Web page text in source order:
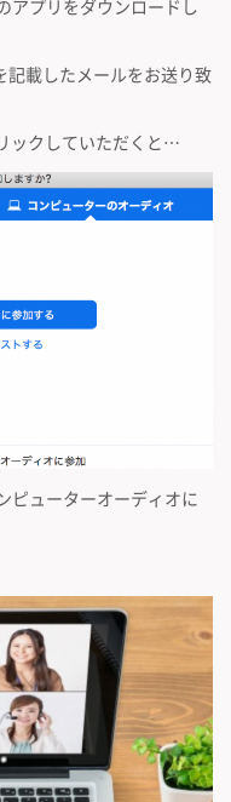
アプリをダウンロードし
載したメールをお送り致
ックしていただくと…
ピューターオーディオに